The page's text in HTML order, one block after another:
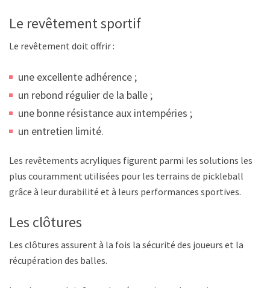
Le revêtement sportif
Le revêtement doit offrir :
une excellente adhérence ;
un rebond régulier de la balle ;
une bonne résistance aux intempéries ;
un entretien limité.
Les revêtements acryliques figurent parmi les solutions les
plus couramment utilisées pour les terrains de pickleball
grâce à leur durabilité et à leurs performances sportives.
Les clôtures
Les clôtures assurent à la fois la sécurité des joueurs et la
récupération des balles.